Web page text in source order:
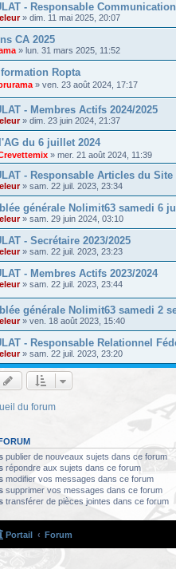
- Responsable
» dim. 11 mai 2025, 20:07
CA 2025
» lun. 31 mars 2025, 11:52
Ropta
» ven. 23 août 2024, 17:17
- Membres Actifs 2024/2025
» dim. 23 juin 2024, 21:37
du 6 juillet 2024
» mer. 21 août 2024, 11:39
- Responsable Articles du Site
» sam. 22 juil. 2023, 23:34
générale Nolimit63 samedi 6
» sam. 29 juin 2024, 03:10
- Secrétaire 2023/2025
» sam. 22 juil. 2023, 23:23
- Membres Actifs 2023/2024
» sam. 22 juil. 2023, 23:44
générale Nolimit63 samedi 2
» ven. 18 août 2023, 15:40
- Responsable Relationnel
» sam. 22 juil. 2023, 23:20
du forum
publier de nouveaux sujets dans ce forum
répondre aux sujets dans ce forum
modifier vos messages dans ce forum
supprimer vos messages dans ce forum
transférer de pièces jointes dans ce forum
Portail Forum